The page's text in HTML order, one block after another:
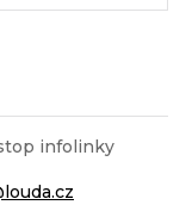
infolinky